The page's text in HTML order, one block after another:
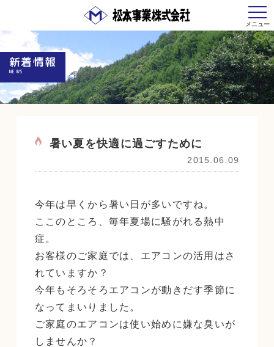
新着情報
NEWS
暑い夏を快適に過ごすために
2015.06.09
今年は早くから暑い日が多いですね。
ここのところ、毎年夏場に騒がれる熱中
症。
お客様のご家庭では、エアコンの活用はさ
れていますか？
今年もそろそろエアコンが動きだす季節に
なってまいりました。
ご家庭のエアコンは使い始めに嫌な臭いが
しませんか？